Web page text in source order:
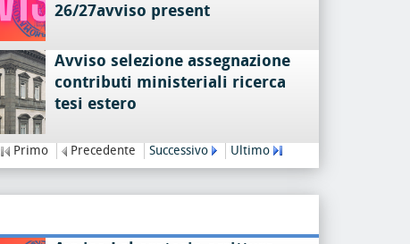
26/27avviso present
Avviso selezione assegnazione
contributi ministeriali ricerca
tesi estero
Primo Precedente Successivo Ultimo